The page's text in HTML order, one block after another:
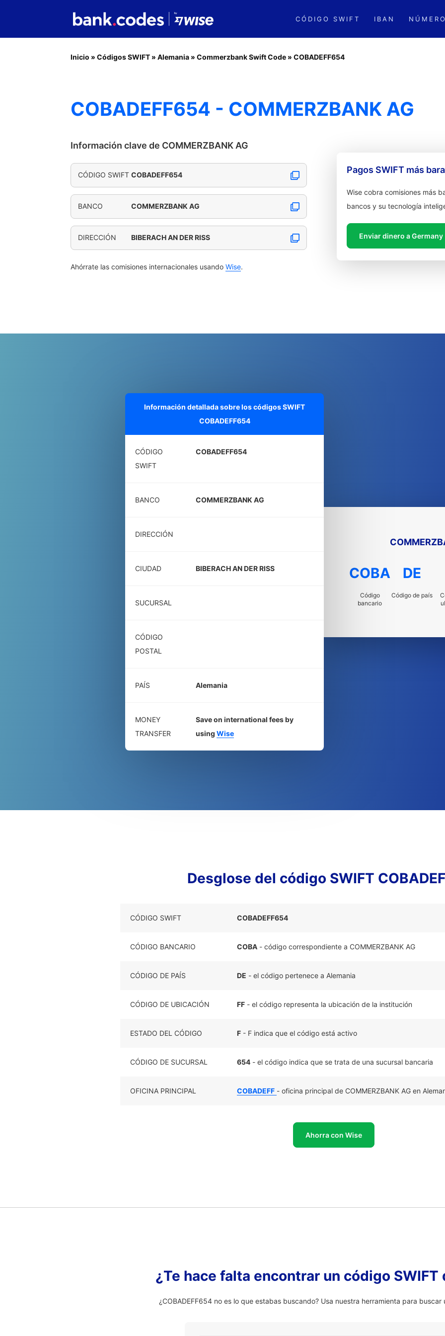
CÓDIGO SWIFT IBAN
Inicio » Códigos SWIFT » Alemania » Commerzbank Swift Code » COBADEFF654
COBADEFF654 - COMMERZBANK AG
Información clave de COMMERZBANK AG
CÓDIGO SWIFT COBADEFF654
BANCO COMMERZBANK AG
DIRECCIÓN BIBERACH AN DER RISS
Ahórrate las comisiones internacionales usando Wise.
Pagos SWIFT más
Wise cobra comisiones más
bancos y su tecnología
Enviar dinero a Germany
Información detallada sobre los códigos SWIFT
COBADEFF654
CÓDIGO
SWIFT
COBADEFF654
BANCO COMMERZBANK AG
DIRECCIÓN
CIUDAD BIBERACH AN DER RISS
SUCURSAL
CÓDIGO
POSTAL
PAÍS Alemania
MONEY
TRANSFER
Save on international fees by
using Wise
COBA
Código
bancario
DE
Código de país
Desglose del código SWIFT
CÓDIGO SWIFT COBADEFF654
CÓDIGO BANCARIO COBA - código correspondiente a COMMERZBANK AG
CÓDIGO DE PAÍS DE - el código pertenece a Alemania
CÓDIGO DE UBICACIÓN FF - el código representa la ubicación de la institución
ESTADO DEL CÓDIGO F - F indica que el código está activo
CÓDIGO DE SUCURSAL 654 - el código indica que se trata de una sucursal bancaria
OFICINA PRINCIPAL COBADEFF - oficina principal de COMMERZBANK AG en
Ahorra con Wise
¿Te hace falta encontrar un código
¿COBADEFF654 no es lo que estabas buscando? Usa nuestra herramienta para